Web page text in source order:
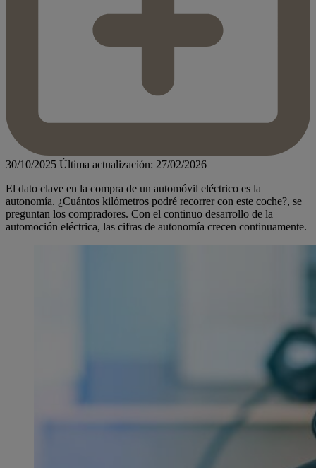
30/10/2025 Última actualización: 27/02/2026
El dato clave en la compra de un automóvil eléctrico es la
autonomía. ¿Cuántos kilómetros podré recorrer con este coche?, se
preguntan los compradores. Con el continuo desarrollo de la
automoción eléctrica, las cifras de autonomía crecen continuamente.